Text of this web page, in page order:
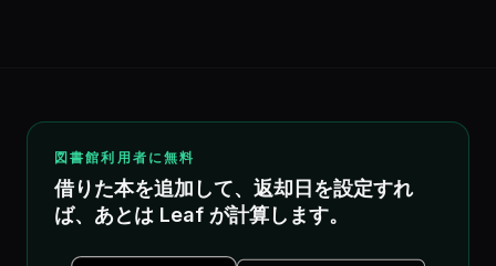
図書館利用者に無料
借りた本を追加して、返却日を設定すれ
ば、あとは Leaf が計算します。